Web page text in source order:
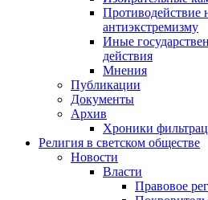
Противодействие
антиэкстремизму
Иные
действия
Мнения
Публикации
Документы
Архив
Хроники
Религия в светском обществе
Новости
Власти
Правовое